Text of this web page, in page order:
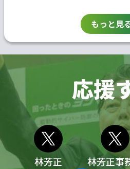
もっと見
応援
林芳正 林芳正事